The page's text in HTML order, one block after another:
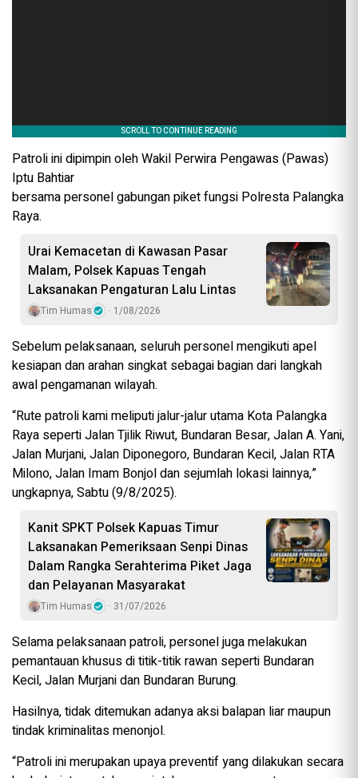
Patroli ini dipimpin oleh Wakil Perwira Pengawas (Pawas)
Iptu Bahtiar
bersama personel gabungan piket fungsi Polresta Palangka
Raya.
Urai Kemacetan di Kawasan Pasar
Malam, Polsek Kapuas Tengah
Laksanakan Pengaturan Lalu Lintas
Tim Humas 1/08/2026
Sebelum pelaksanaan, seluruh personel mengikuti apel
kesiapan dan arahan singkat sebagai bagian dari langkah
awal pengamanan wilayah.
“Rute patroli kami meliputi jalur-jalur utama Kota Palangka
Raya seperti Jalan Tjilik Riwut, Bundaran Besar, Jalan A. Yani,
Jalan Murjani, Jalan Diponegoro, Bundaran Kecil, Jalan RTA
Milono, Jalan Imam Bonjol dan sejumlah lokasi lainnya,”
ungkapnya, Sabtu (9/8/2025).
Kanit SPKT Polsek Kapuas Timur
Laksanakan Pemeriksaan Senpi Dinas
Dalam Rangka Serahterima Piket Jaga
dan Pelayanan Masyarakat
Tim Humas 31/07/2026
Selama pelaksanaan patroli, personel juga melakukan
pemantauan khusus di titik-titik rawan seperti Bundaran
Kecil, Jalan Murjani dan Bundaran Burung.
Hasilnya, tidak ditemukan adanya aksi balapan liar maupun
tindak kriminalitas menonjol.
“Patroli ini merupakan upaya preventif yang dilakukan secara